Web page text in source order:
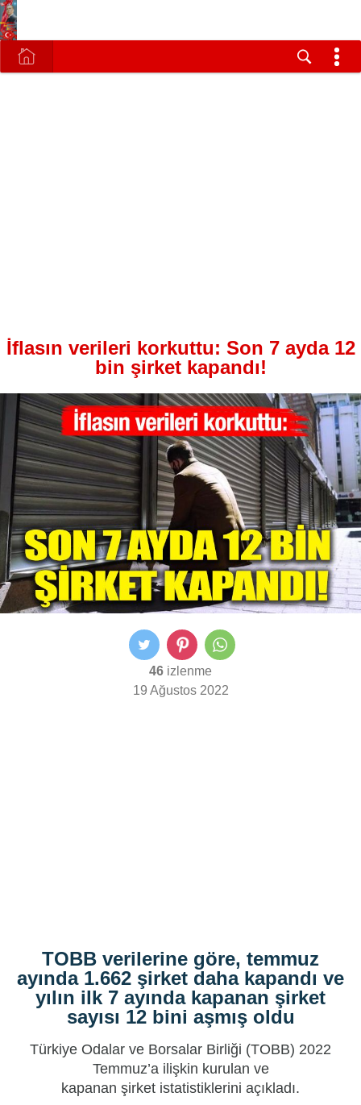
İflasın verileri korkuttu: Son 7 ayda 12
bin şirket kapandı!
46 izlenme
19 Ağustos 2022
TOBB verilerine göre, temmuz
ayında 1.662 şirket daha kapandı ve
yılın ilk 7 ayında kapanan şirket
sayısı 12 bini aşmış oldu
Türkiye Odalar ve Borsalar Birliği (TOBB) 2022
Temmuz’a ilişkin kurulan ve
kapanan şirket istatistiklerini açıkladı.